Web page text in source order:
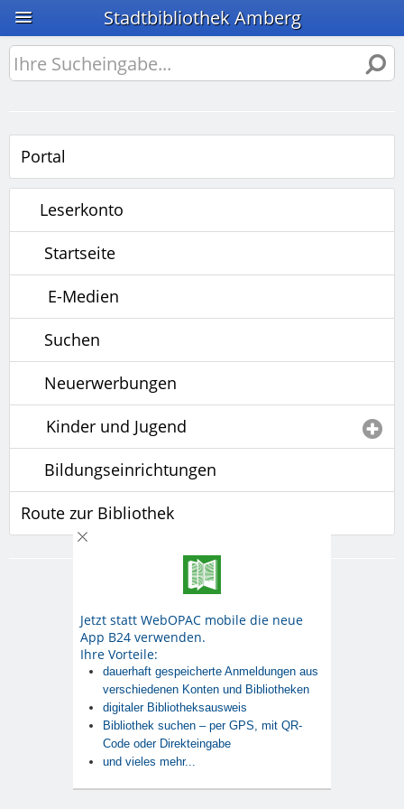
Stadtbibliothek Amberg
Portal
Leserkonto
Startseite
E-Medien
Suchen
Neuerwerbungen
Kinder und Jugend
Bildungseinrichtungen
Route zur Bibliothek
Impressum
© datronicsoft IT Systems · v4.7.3.6038
Jetzt statt WebOPAC mobile die neue
App B24 verwenden.
Ihre Vorteile:
dauerhaft gespeicherte Anmeldungen aus
verschiedenen Konten und Bibliotheken
digitaler Bibliotheksausweis
Bibliothek suchen – per GPS, mit QR-
Code oder Direkteingabe
und vieles mehr...